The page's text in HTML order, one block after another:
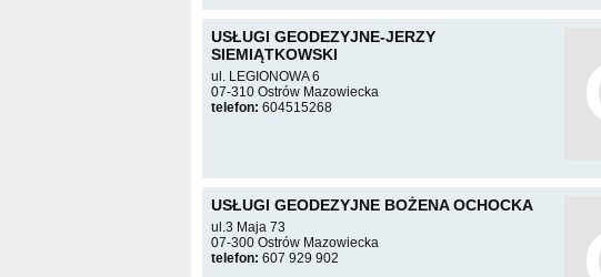
USŁUGI GEODEZYJNE-JERZY
SIEMIĄTKOWSKI
ul. LEGIONOWA 6
07-310 Ostrów Mazowiecka
telefon: 604515268
USŁUGI GEODEZYJNE BOŻENA OCHOCKA
ul.3 Maja 73
07-300 Ostrów Mazowiecka
telefon: 607 929 902